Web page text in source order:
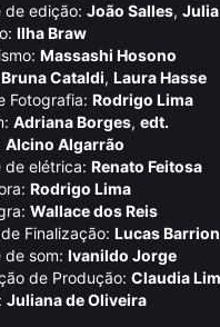
de edição: João Salles,
Ilha Braw
Massashi Hosono
Bruna Cataldi,Laura Hasse
Fotografia: Rodrigo Lima
Adriana Borges,edt.
Alcino Algarrão
de elétrica: Renato Feitosa
Rodrigo Lima
Wallace dos Reis
Finalização: Lucas
de som: Ivanildo Jorge
de Produção: Claudia
Juliana de Oliveira